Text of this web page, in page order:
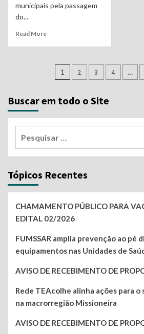
municipais pela passagem
do...
Read More
Navegação
posts
1 2 3 4 …
Buscar em todo o Site
Tópicos Recentes
CHAMAMENTO PÚBLICO PARA
EDITAL 02/2026
FUMSSAR amplia prevenção ao pé
equipamentos nas Unidades de
AVISO DE RECEBIMENTO DE
Rede TEAcolhe alinha ações para
na macrorregião Missioneira
AVISO DE RECEBIMENTO DE